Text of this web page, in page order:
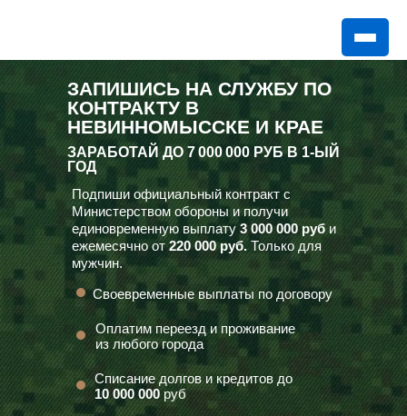
ЗАПИШИСЬ НА СЛУЖБУ ПО
КОНТРАКТУ В
НЕВИННОМЫССКЕ И КРАЕ
ЗАРАБОТАЙ ДО 7 000 000 РУБВ 1-ЫЙ
ГОД
Подпиши официальный контракт с
Министерством обороны и получи
единовременную выплату 3 000 000 руб и
ежемесячно от220 000 руб.Только для
мужчин.
Оплатим переезд и проживание
из любого города
Списание долгов и кредитов до
10 000 000руб
Своевременные выплаты по договору